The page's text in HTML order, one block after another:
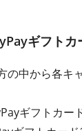
ギフトカ
中から各
ギフトカー